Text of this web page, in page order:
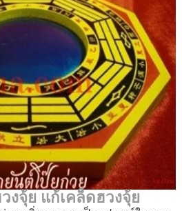
งจุ้ย แก้เคล็ดฮวงจุ้ย